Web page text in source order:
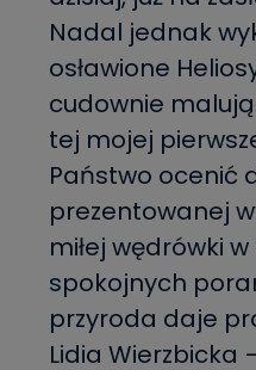
Nadal jednak
osławione
cudownie
tej mojej
Państwo ocenić
prezentowanej
miłej wędrówki
spokojnych
przyroda daje
Lidia Wierzbicka